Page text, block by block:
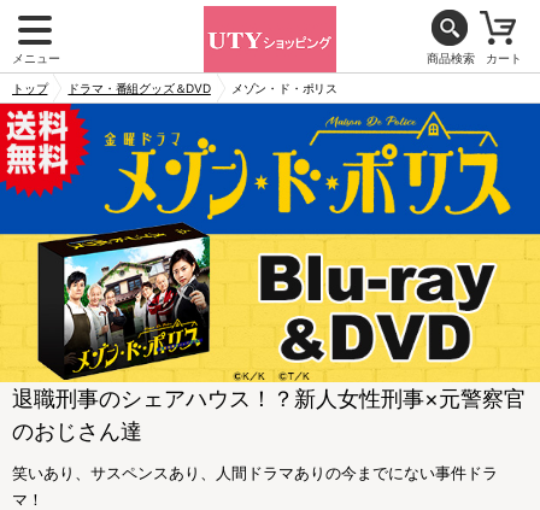
メニュー 商品検索 カート
トップ ドラマ・番組グッズ＆DVD メゾン・ド・ポリス
退職刑事のシェアハウス！？新人女性刑事×元警察官
のおじさん達
笑いあり、サスペンスあり、人間ドラマありの今までにない事件ドラ
マ！